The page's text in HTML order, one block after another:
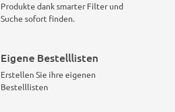
Produkte dank smarter Filter und
Suche sofort finden.
Eigene Bestelllisten
Erstellen Sie ihre eigenen
Bestelllisten